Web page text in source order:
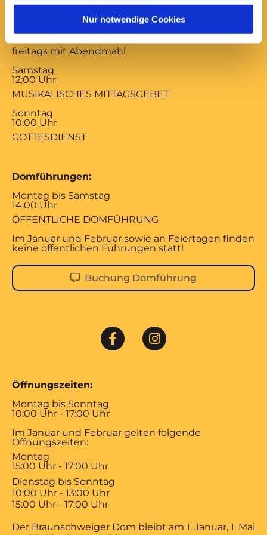
Nur notwendige Cookies
17:00 Uhr
mittwochs mit Versöhnungsgebet von Coventry
freitags mit Abendmahl
Samstag
12:00 Uhr
MUSIKALISCHES MITTAGSGEBET
Sonntag
10:00 Uhr
GOTTESDIENST
Domführungen:
Montag bis Samstag
14:00 Uhr
ÖFFENTLICHE DOMFÜHRUNG
Im Januar und Februar sowie an Feiertagen finden
keine öffentlichen Führungen statt!
Buchung Domführung
Öffnungszeiten:
Montag bis Sonntag
10:00 Uhr - 17:00 Uhr
Im Januar und Februar gelten folgende
Öffnungszeiten:
Montag
15:00 Uhr - 17:00 Uhr
Dienstag bis Sonntag
10:00 Uhr - 13:00 Uhr
15:00 Uhr - 17:00 Uhr
Der Braunschweiger Dom bleibt am 1. Januar, 1. Mai